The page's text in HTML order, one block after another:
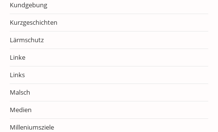
Kundgebung
Kurzgeschichten
Lärmschutz
Linke
Links
Malsch
Medien
Milleniumsziele